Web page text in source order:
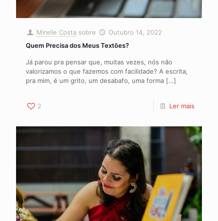
Mirelle Costa sobre
Outubro 14, 2022
Quem Precisa dos Meus Textões?
Já parou pra pensar que, muitas vezes, nós não
valorizamos o que fazemos com facilidade? A escrita,
pra mim, é um grito, um desabafo, uma forma […]
2 Ler mais